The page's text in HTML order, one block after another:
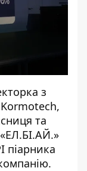
з
та
піарника